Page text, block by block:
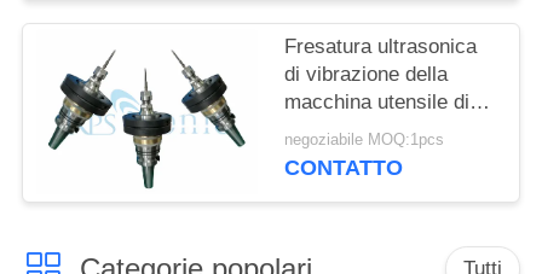
Fresatura ultrasonica
di vibrazione della
macchina utensile di
alta precisione
velocemente
negoziabile MOQ:1pcs
CONTATTO
Tutti